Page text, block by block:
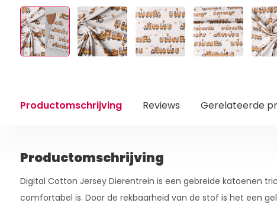
Productomschrijving Reviews Gerelateerde
Productomschrijving
Digital Cotton Jersey Dierentrein is een gebreide katoenen
comfortabel is. Door de rekbaarheid van de stof is het een